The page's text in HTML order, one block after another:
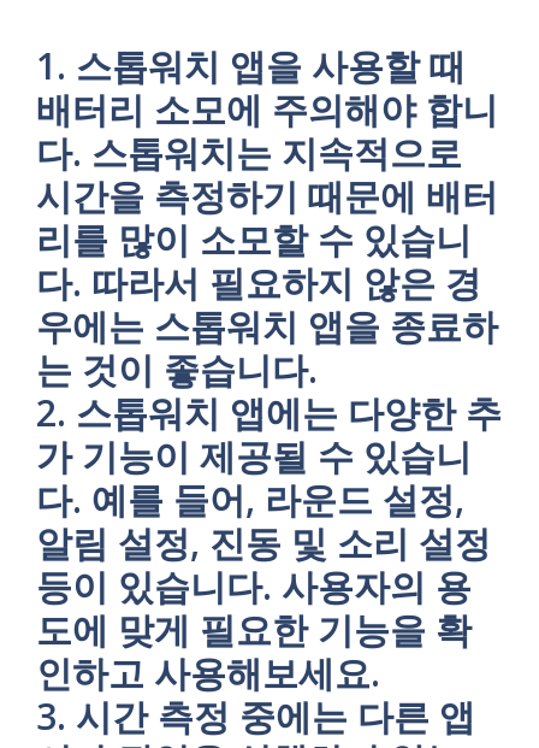
1. 스톱워치 앱을 사용할 때
배터리 소모에 주의해야 합니
다. 스톱워치는 지속적으로
시간을 측정하기 때문에 배터
리를 많이 소모할 수 있습니
다. 따라서 필요하지 않은 경
우에는 스톱워치 앱을 종료하
는 것이 좋습니다.
2. 스톱워치 앱에는 다양한 추
가 기능이 제공될 수 있습니
다. 예를 들어, 라운드 설정,
알림 설정, 진동 및 소리 설정
등이 있습니다. 사용자의 용
도에 맞게 필요한 기능을 확
인하고 사용해보세요.
3. 시간 측정 중에는 다른 앱